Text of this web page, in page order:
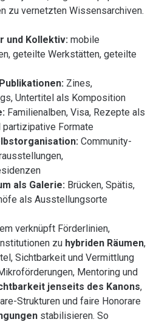
zu vernetzten Wissensarchiven.
und Kollektiv:mobile
geteilte Werkstätten, geteilte
Zines,
Untertitel als Komposition
Familienalben, Visa, Rezepte als
partizipative Formate
Community-
als Galerie:Brücken, Spätis,
als Ausstellungsorte
verknüpft Förderlinien,
zu hybriden Räumen,
Sichtbarkeit und Vermittlung
Mentoring und
jenseits des Kanons,
Strukturen und faire Honorare
stabilisieren. So